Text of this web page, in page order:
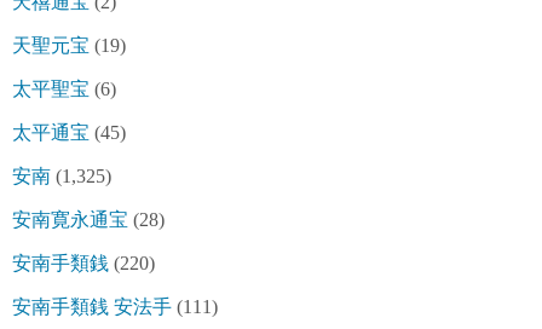
天聖元宝 (19)
太平聖宝 (6)
太平通宝 (45)
安南 (1,325)
安南寛永通宝 (28)
安南手類銭 (220)
安南手類銭 安法手 (111)